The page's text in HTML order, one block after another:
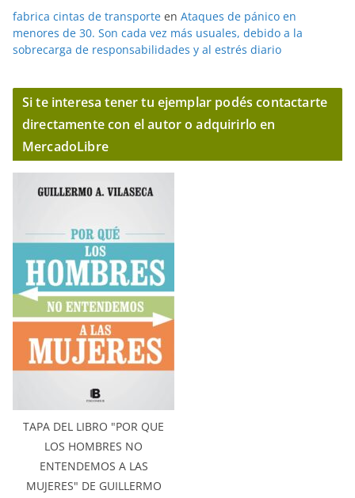
fabrica cintas de transporte en Ataques de pánico en
menores de 30. Son cada vez más usuales, debido a la
sobrecarga de responsabilidades y al estrés diario
Si te interesa tener tu ejemplar podés contactarte
directamente con el autor o adquirirlo en
MercadoLibre
TAPA DEL LIBRO "POR QUE
LOS HOMBRES NO
ENTENDEMOS A LAS
MUJERES" DE GUILLERMO